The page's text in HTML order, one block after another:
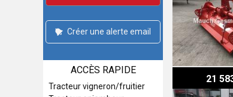
Créer une alerte email
ACCÈS RAPIDE
Tracteur vigneron/fruitier
21
Vigolo GV 285